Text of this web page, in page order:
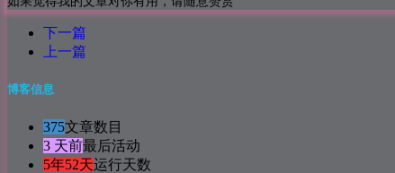
下一篇
上一篇
博客信息
375文章数目
3 天前最后活动
5年52天运行天数